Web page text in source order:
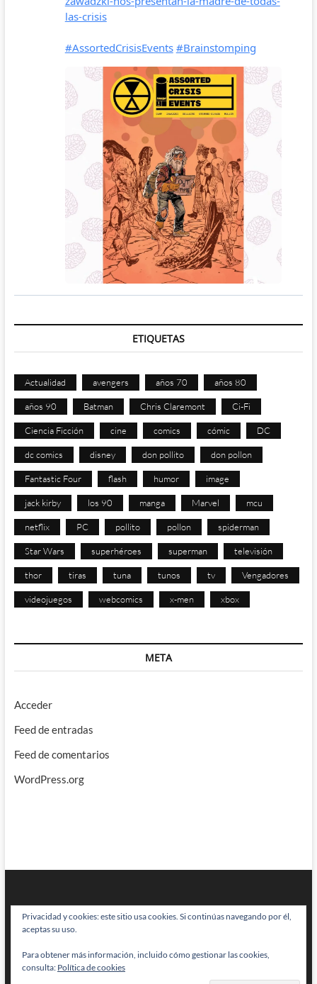
ETIQUETAS
Actualidad avengers años 70 años 80
años 90 Batman Chris Claremont Ci-Fi
Ciencia Ficción cine comics cómic DC
dc comics disney don pollito don pollon
Fantastic Four flash humor image
jack kirby los 90 manga Marvel mcu
netflix PC pollito pollon spiderman
Star Wars superhéroes superman televisión
thor tiras tuna tunos tv Vengadores
videojuegos webcomics x-men xbox
META
Acceder
Feed de entradas
Feed de comentarios
WordPress.org
BRAINSTOMPING| Diseñado por:Theme Freesia|WordPress| © Todos
los derechos reservados
Privacidad y cookies: este sitio usa cookies. Si continúas navegando por él,
aceptas su uso.
Para obtener más información, incluido cómo gestionar las cookies,
consulta: Política de cookies